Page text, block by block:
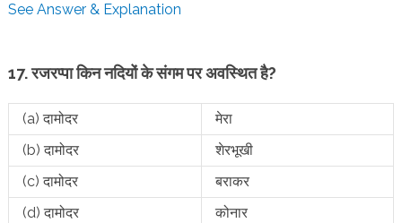
See Answer & Explanation
17. रजरप्पा किन नदियों के संगम पर अवस्थित है?
(a) दामोदर
मेरा
(b) दामोदर
शेरभूखी
(c) दामोदर
बराकर
(d) दामोदर
कोनार